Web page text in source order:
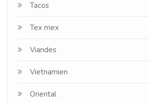
Tacos
Tex mex
Viandes
Vietnamien
Oriental